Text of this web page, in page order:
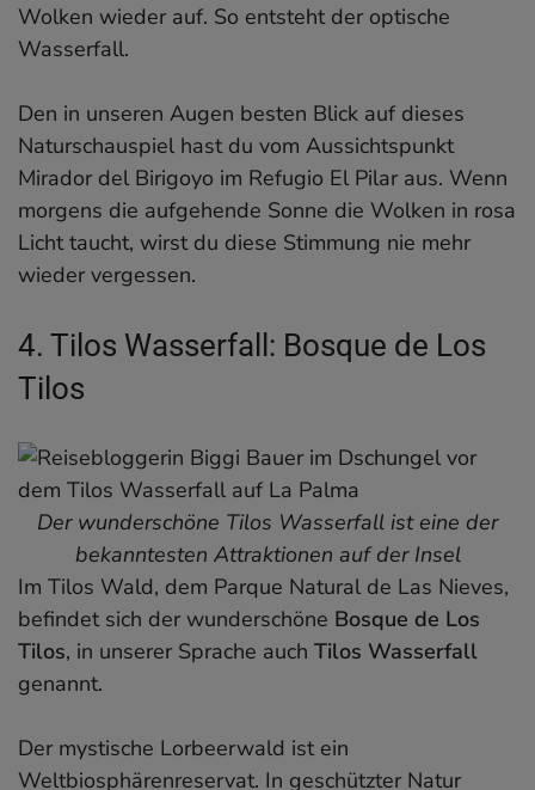
Wolken wieder auf. So entsteht der optische
Wasserfall.
Den in unseren Augen besten Blick auf dieses
Naturschauspiel hast du vom Aussichtspunkt
Mirador del Birigoyo im Refugio El Pilar aus. Wenn
morgens die aufgehende Sonne die Wolken in rosa
Licht taucht, wirst du diese Stimmung nie mehr
wieder vergessen.
4. Tilos Wasserfall: Bosque de Los
Tilos
Der wunderschöne Tilos Wasserfall ist eine der
bekanntesten Attraktionen auf der Insel
Im Tilos Wald, dem Parque Natural de Las Nieves,
befindet sich der wunderschöne Bosque de Los
Tilos, in unserer Sprache auch Tilos Wasserfall
genannt.
Der mystische Lorbeerwald ist ein
Weltbiosphärenreservat. In geschützter Natur